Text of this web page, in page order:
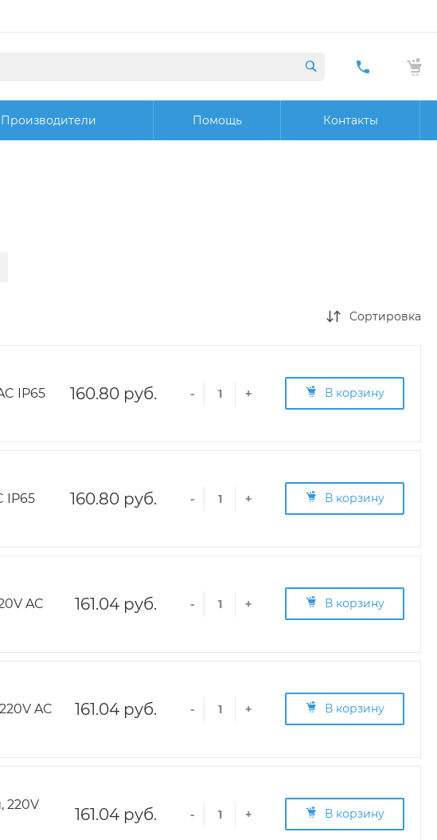
+7 (423)
20 32
Производители Помощь Контакты
Сортировка
IP65 160.80 руб. - + В корзину
IP65 160.80 руб. - + В корзину
AC 161.04 руб. - + В корзину
AC 161.04 руб. - + В корзину
220V
161.04 руб. - + В корзину